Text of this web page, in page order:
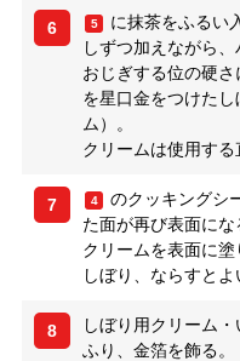
6 5
に抹茶をふるい
しずつ加えながら
おじぎする位の硬
を星口金をつけた
ム）。
クリームは使用する
7 4
のクッキングシ
た面が再び表面にな
クリームを表面に
しぼり、ならすとよ
8
しぼり用クリーム
ふり、金箔を飾る。